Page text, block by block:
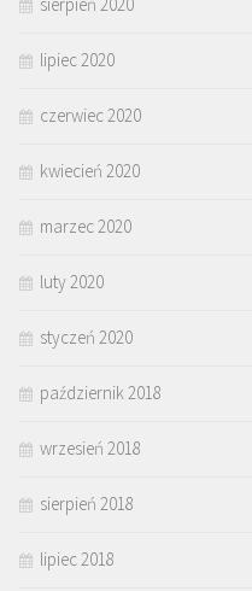
lipiec 2020
czerwiec 2020
kwiecień 2020
marzec 2020
luty 2020
styczeń 2020
październik 2018
wrzesień 2018
sierpień 2018
lipiec 2018